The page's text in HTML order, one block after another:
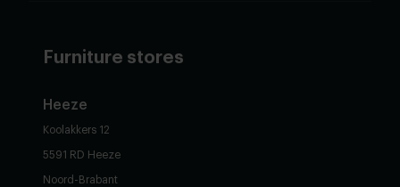
Furniture stores
Heeze
Koolakkers 12
5591 RD Heeze
Noord-Brabant